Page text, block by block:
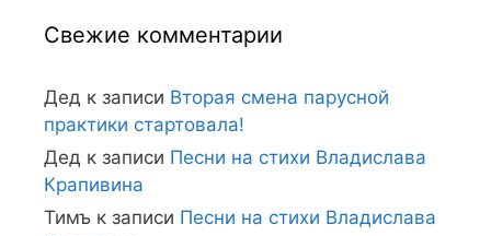
Свежие комментарии
Дед к записи Вторая смена парусной
практики стартовала!
Дед к записи Песни на стихи Владислава
Крапивина
Тимъ к записи Песни на стихи Владислава